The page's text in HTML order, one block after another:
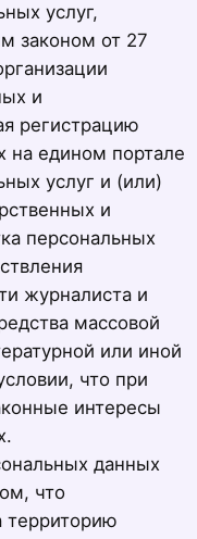
услуг,
законом от 27
и
регистрацию
на едином портале
услуг и (или)
и
персональных
журналиста и
массовой
или иной
что при
интересы
данных
что
территорию